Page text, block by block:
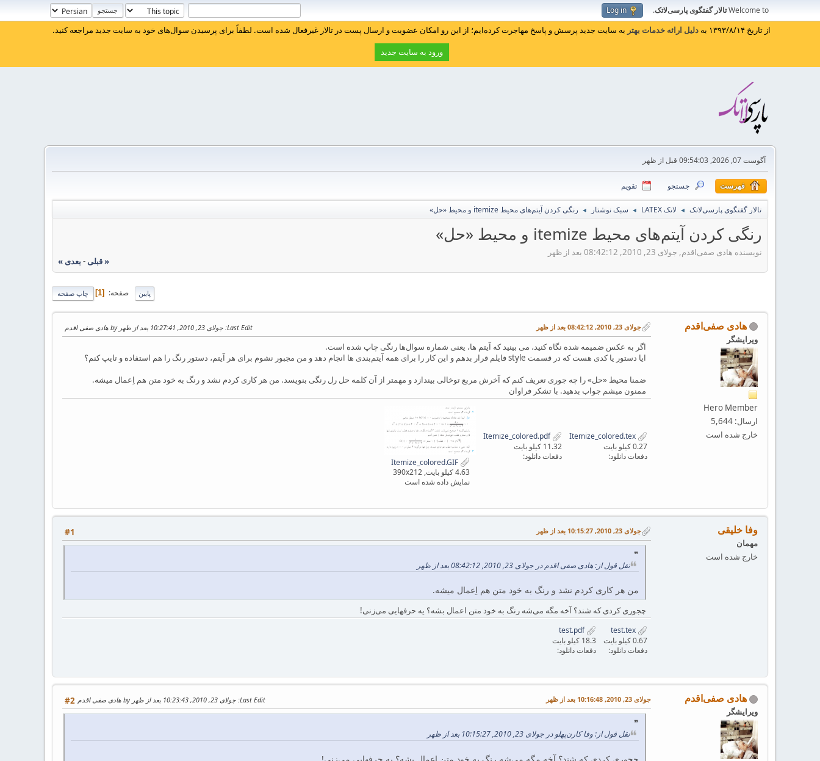
Welcome toتالار گفتگوی پارسی‌لاتک.
Log in
از تاریخ ۱۳۹۳/۸/۱۴ به دلیل ارائه خدمات بهتر به سایت جدید پرسش و پاسخ مهاجرت کرده‌ایم؛ از این رو امکان عضویت و ارسال پست در تالار غیرفعال شده است. لطفاً برای پرسیدن سوال‌های خود به سایت جدید مراجعه کنید.
ورود به سایت جدید
آگوست 07, 2026, 09:54:03 قبل از ظهر
فهرست جستجو تقویم
تالار گفتگوی پارسی‌لاتک ◄ لاتک LATEX ◄ سبک نوشتار ◄ رنگی کردن آیتم‌های محیط itemize و محیط «حل»
رنگی کردن آیتم‌های محیط itemize و محیط «حل»
نویسنده هادی صفی‌اقدم, جولای 23, 2010, 08:42:12 بعد از ظهر
« قبلی- بعدی »
چاپ صفحه پایین صفحه 1
هادی صفی‌اقدم
ویرایشگر
Hero Member
ارسال: 5,644
خارج شده است
جولای 23, 2010, 08:42:12 بعد از ظهر Last Edit: جولای 23, 2010, 10:27:41 بعد از ظهر by هادی صفی اقدم
اگر به عکس ضمیمه شده نگاه کنید، می بینید که آیتم ها، یعنی شماره سوا‌ل‌ها رنگی چاپ شده است.
ایا دستور یا کدی هست که در قسمت style فایلم قرار بدهم و این کار را برای همه آیتم‌بندی ها انجام دهد و من مجبور نشوم برای هر آیتم، دستور رنگ را هم استفاده و تایپ کنم؟
ضمنا محیط «حل» را چه جوری تعریف کنم که آخرش مربع توخالی بیندازد و مهمتر از آن کلمه حل رل رنگی بنویسد. من هر کاری کردم نشد و رنگ به خود متن هم اِعمال میشه.
ممنون میشم جواب بدهید. با تشکر فراوان
0.27 کیلو بایت
دفعات دانلود:
Itemize_colored.pdf
11.32 کیلو بایت
دفعات دانلود:
Itemize_colored.GIF
4.63 کیلو بایت, 390x212
نمایش داده شده است
وفا خلیقی
مهمان
خارج شده است
#1 جولای 23, 2010, 10:15:27 بعد از ظهر
نقل قول از: هادی صفی اقدم در جولای 23, 2010, 08:42:12 بعد از ظهر
من هر کاری کردم نشد و رنگ به خود متن هم اِعمال میشه.
چجوری کردی که شند؟ آخه مگه می‌شه رنگ به خود متن اعمال بشه؟ یه حرفهایی می‌زنی!
0.67 کیلو بایت
دفعات دانلود:
test.pdf
18.3 کیلو بایت
دفعات دانلود:
هادی صفی‌اقدم
ویرایشگر
#2 جولای 23, 2010, 10:16:48 بعد از ظهر Last Edit: جولای 23, 2010, 10:23:43 بعد از ظهر by هادی صفی اقدم
نقل قول از: وفا کارن‌پهلو در جولای 23, 2010, 10:15:27 بعد از ظهر